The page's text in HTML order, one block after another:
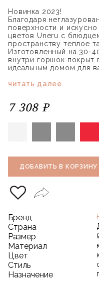
Новинка 2023!
Благодаря
поверхности и
цветов Uneru с
пространству теплое
Изготовленный на 30-
внутри горшок покрыт
идеальным домом для
читать далее
7 308 ₽
ДОБАВИТЬ В КОРЗИНУ
Бренд
Страна
Размер
Материал
Цвет
Стиль
Назначение